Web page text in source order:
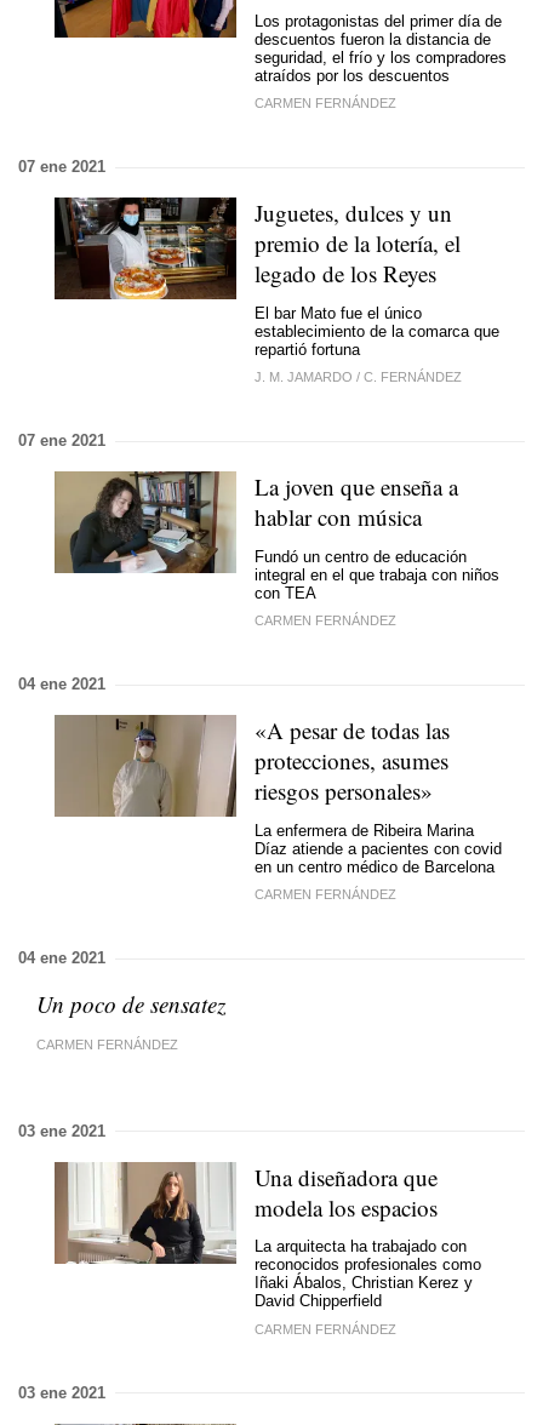
Los protagonistas del primer día de
descuentos fueron la distancia de
seguridad, el frío y los compradores
atraídos por los descuentos
CARMEN FERNÁNDEZ
07 ene 2021
Juguetes, dulces y un
premio de la lotería, el
legado de los Reyes
El bar Mato fue el único
establecimiento de la comarca que
repartió fortuna
J. M. JAMARDO / C. FERNÁNDEZ
07 ene 2021
La joven que enseña a
hablar con música
Fundó un centro de educación
integral en el que trabaja con niños
con TEA
CARMEN FERNÁNDEZ
04 ene 2021
«A pesar de todas las
protecciones, asumes
riesgos personales»
La enfermera de Ribeira Marina
Díaz atiende a pacientes con covid
en un centro médico de Barcelona
CARMEN FERNÁNDEZ
04 ene 2021
Un poco de sensatez
CARMEN FERNÁNDEZ
03 ene 2021
Una diseñadora que
modela los espacios
La arquitecta ha trabajado con
reconocidos profesionales como
Iñaki Ábalos, Christian Kerez y
David Chipperfield
CARMEN FERNÁNDEZ
03 ene 2021